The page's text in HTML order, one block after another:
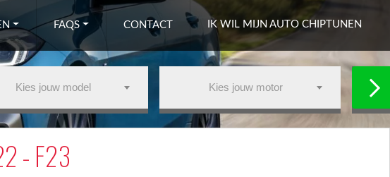
FAQS CONTACT IK WIL MIJN AUTO CHIPTUNEN
Kies jouw model Kies jouw motor
- F23